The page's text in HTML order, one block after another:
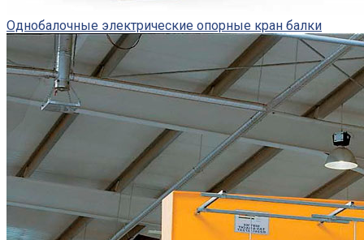
Однобалочные электрические опорные кран балки